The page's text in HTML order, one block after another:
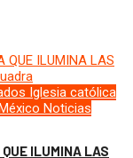
Iglesia católica
Noticias
ILUMINA LAS